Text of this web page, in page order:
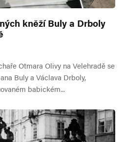
kněží Buly a Drboly
Otmara Olivy na Velehradě se
Buly a Václava Drboly,
babickém...